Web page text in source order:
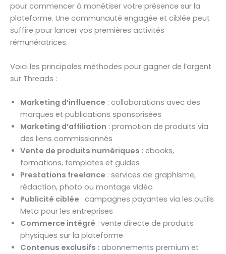
pour commencer à monétiser votre présence sur la
plateforme. Une communauté engagée et ciblée peut
suffire pour lancer vos premières activités
rémunératrices.
Voici les principales méthodes pour gagner de l’argent
sur Threads :
Marketing d’influence : collaborations avec des
marques et publications sponsorisées
Marketing d’affiliation : promotion de produits via
des liens commissionnés
Vente de produits numériques : ebooks,
formations, templates et guides
Prestations freelance : services de graphisme,
rédaction, photo ou montage vidéo
Publicité ciblée : campagnes payantes via les outils
Meta pour les entreprises
Commerce intégré : vente directe de produits
physiques sur la plateforme
Contenus exclusifs : abonnements premium et